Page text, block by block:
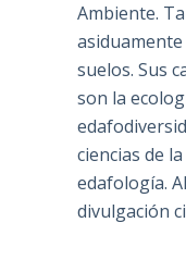
Ambiente.
asiduamente
suelos. Sus
son la
ciencias de
edafología.
divulgación